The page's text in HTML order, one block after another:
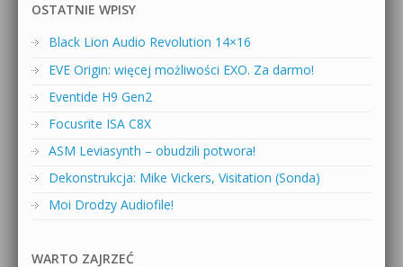
OSTATNIE WPISY
Black Lion Audio Revolution 14×16
EVE Origin: więcej możliwości EXO. Za darmo!
Eventide H9 Gen2
Focusrite ISA C8X
ASM Leviasynth – obudzili potwora!
Dekonstrukcja: Mike Vickers, Visitation (Sonda)
Moi Drodzy Audiofile!
WARTO ZAJRZEĆ